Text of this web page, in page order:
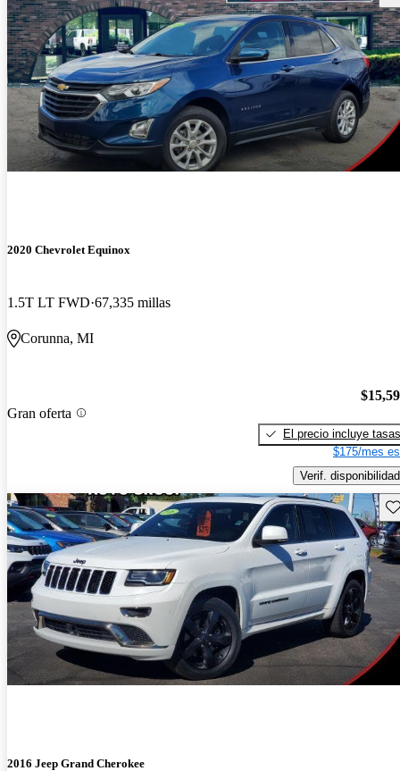
2020 Chevrolet Equinox
1.5T LT FWD 67,335 millas
Corunna, MI
Gran oferta
El precio incluye tasas
$175/mes
Verif. disponibilidad
2016 Jeep Grand Cherokee